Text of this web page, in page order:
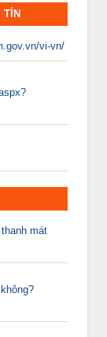
TÍN
vi-vn/
mát